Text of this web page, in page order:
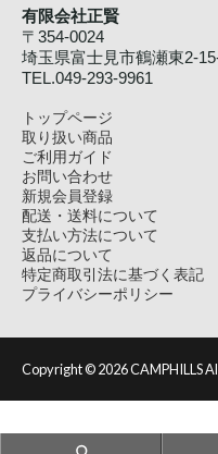
有限会社正賢
〒354-0024
埼玉県富士見市鶴瀬東2-
TEL.049-293-9961
トップページ
取り扱い商品
ご利用ガイド
お問い合わせ
新規会員登録
配送・送料について
支払い方法について
返品について
特定商取引法に基づく表記
プライバシーポリシー
Copyright ©2026 CAMPHILLS